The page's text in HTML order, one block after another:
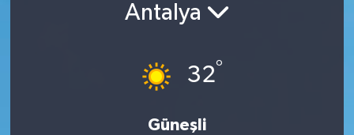
Antalya
32°
Güneşli